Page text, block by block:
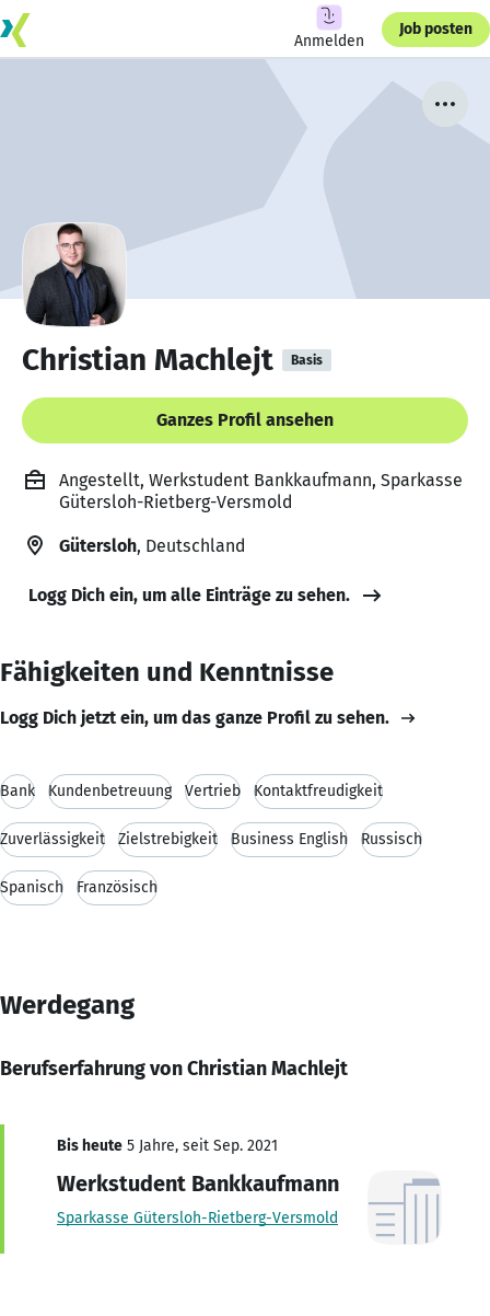
Anmelden
Job posten
Christian Machlejt Basis
Ganzes Profil ansehen
Angestellt, Werkstudent Bankkaufmann, Sparkasse
Gütersloh-Rietberg-Versmold
Gütersloh, Deutschland
Logg Dich ein, um alle Einträge zu sehen.
Fähigkeiten und Kenntnisse
Logg Dich jetzt ein, um das ganze Profil zu sehen.
Bank Kundenbetreuung Vertrieb Kontaktfreudigkeit
Zuverlässigkeit Zielstrebigkeit Business English Russisch
Spanisch Französisch
Werdegang
Berufserfahrung von Christian Machlejt
Bis heute 5 Jahre, seit Sep. 2021
Werkstudent Bankkaufmann
Sparkasse Gütersloh-Rietberg-Versmold